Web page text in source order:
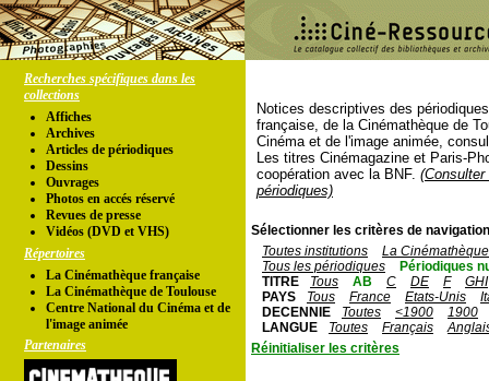
Recherches spécifiques dans les
collections
Affiches
Archives
Articles de périodiques
Dessins
Ouvrages
Photos en accés réservé
Revues de presse
Vidéos (DVD et VHS)
Répertoires
La Cinémathèque française
La Cinémathèque de Toulouse
Centre National du Cinéma et de
l'image animée
Partenaires
Notices descriptives des
française, de la Cinémathèque de
Cinéma et de l'image animée,
Les titres Cinémagazine et Paris-
coopération avec la BNF.
périodiques)
Sélectionner les critères de
Toutes institutions
La
Tous les périodiques
Périodiques
TITRE
Tous AB C DE F
GHI
PAYS
Tous France Etats-Unis
DECENNIE
Toutes <1900
1900
LANGUE
Toutes Français
Réinitialiser les critères